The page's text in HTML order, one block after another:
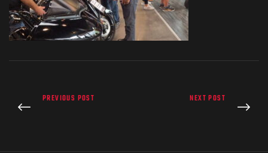
PREVIOUS POST NEXT POST